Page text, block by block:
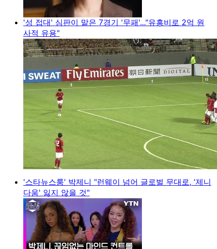
'성 접대' 심판이 맡은 7경기 '무패'..."유흥비로 2억 원
사적 유용"
'스타뉴스룸' 박제니 "런웨이 넘어 글로벌 무대로, '제니
다움' 잃지 않을 것"